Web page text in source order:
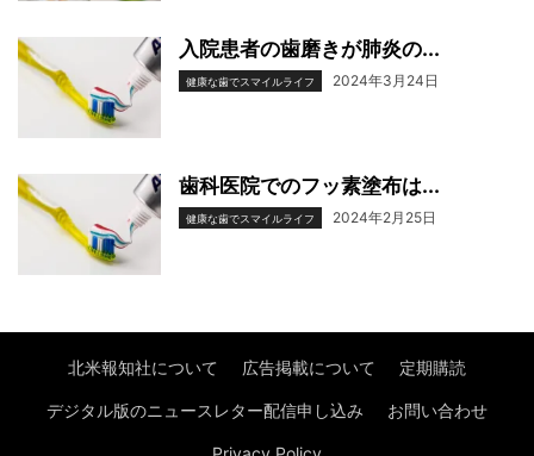
入院患者の歯磨きが肺炎の...
健康な歯でスマイルライフ 2024年3月24日
歯科医院でのフッ素塗布は...
健康な歯でスマイルライフ 2024年2月25日
北米報知社について 広告掲載について 定期購読
デジタル版のニュースレター配信申し込み お問い合わせ